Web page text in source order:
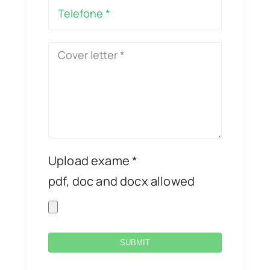
Upload exame *
pdf, doc and docx allowed
SUBMIT